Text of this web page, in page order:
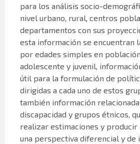
para los análisis socio-
nivel urbano, rural, centros
departamentos con sus
esta información se encuentran
por edades simples en
adolescente y juvenil,
útil para la formulación de
dirigidas a cada uno de estos
también información
discapacidad y grupos étnicos,
realizar estimaciones y producir
una perspectiva diferencial y de